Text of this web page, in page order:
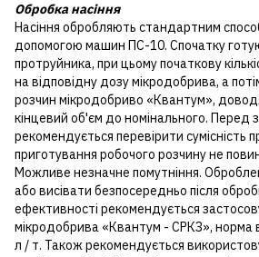
Обробка насіння
Насіння обробляють стандартним
допомогою машин ПС-10. Спочатку
протруйника, при цьому початкову
на відповідну дозу мікродобрива, а
розчин мікродобриво «Квантум»,
кінцевий об'єм до номінального. Перед
рекомендується перевірити сумісність
приготування робочого розчину не
Можливе незначне помутніння.
або висівати безпосередньо після
ефективності рекомендується
мікродобрива «Квантум - СРКЗ», норма
л / т. Також рекомендується